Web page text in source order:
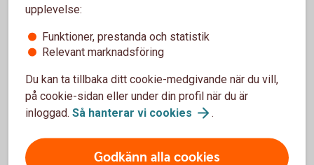
upplevelse:
Funktioner, prestanda och statistik
Relevant marknadsföring
Du kan ta tillbaka ditt cookie-medgivande när du vill,
på cookie-sidan eller under din profil när du är
inloggad. Så hanterar vi cookies .
Godkänn alla cookies